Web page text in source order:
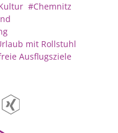
#Chemnitz
mit Rollstuhl
Ausflugsziele